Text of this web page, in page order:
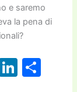
e saremo
la pena di
Li C